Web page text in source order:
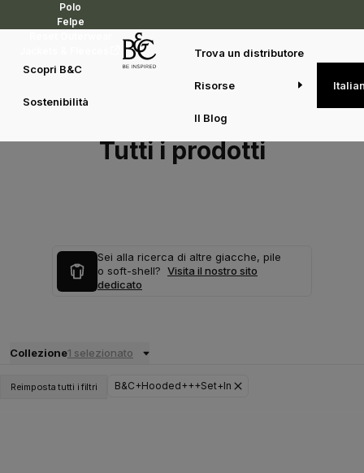
Polo
Felpe
Scopri B&C
Sostenibilità
Trova un distributore
Risorse
Il Blog
Tutti i prodotti
Sei alla ricerca di altre giacche, pile
o soft-shell? Visita il nostro sito
dedicato
Collezione1 selezionato
Reimposta tutti i filtri B&C+Hooded+++Set+In